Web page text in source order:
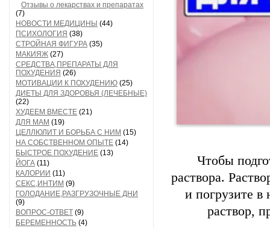
Отзывы о лекарствах и препаратах
(7)
НОВОСТИ МЕДИЦИНЫ (44)
ПСИХОЛОГИЯ (38)
СТРОЙНАЯ ФИГУРА (35)
МАКИЯЖ (27)
СРЕДСТВА,ПРЕПАРАТЫ ДЛЯ
ПОХУДЕНИЯ (26)
МОТИВАЦИИ К ПОХУДЕНИЮ (25)
ДИЕТЫ ДЛЯ ЗДОРОВЬЯ (ЛЕЧЕБНЫЕ)
(22)
ХУДЕЕМ ВМЕСТЕ (21)
ДЛЯ МАМ (19)
ЦЕЛЛЮЛИТ И БОРЬБА С НИМ (15)
НА СОБСТВЕННОМ ОПЫТЕ (14)
БЫСТРОЕ ПОХУДЕНИЕ (13)
ЙОГА (11)
КАЛОРИИ (11)
СЕКС,ИНТИМ (9)
ГОЛОДАНИЕ,РАЗГРУЗОЧНЫЕ ДНИ
(9)
ВОПРОС-ОТВЕТ (9)
БЕРЕМЕННОСТЬ (4)
Чтобы
раствора.
и погрузите в
раствор,